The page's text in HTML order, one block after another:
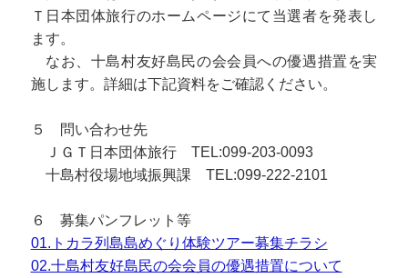
Ｔ日本団体旅行のホームページにて当選者を発表し
ます。
なお、十島村友好島民の会会員への優遇措置を実
施します。詳細は下記資料をご確認ください。
５ 問い合わせ先
ＪＧＴ日本団体旅行 TEL:099-203-0093
十島村役場地域振興課 TEL:099-222-2101
６ 募集パンフレット等
01.トカラ列島島めぐり体験ツアー募集チラシ
02.十島村友好島民の会会員の優遇措置について